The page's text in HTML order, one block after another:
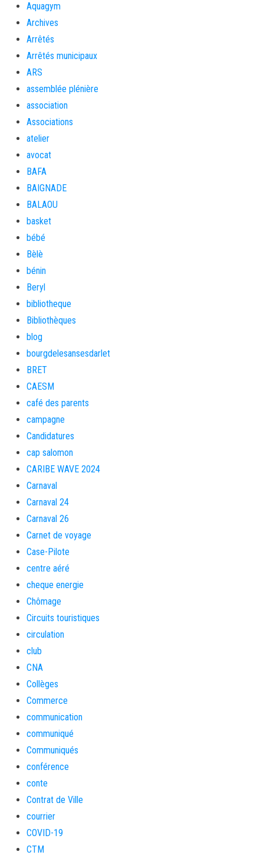
Aquagym
Archives
Arrêtés
Arrêtés municipaux
ARS
assemblée plénière
association
Associations
atelier
avocat
BAFA
BAIGNADE
BALAOU
basket
bébé
Bèlè
bénin
Beryl
bibliotheque
Bibliothèques
blog
bourgdelesansesdarlet
BRET
CAESM
café des parents
campagne
Candidatures
cap salomon
CARIBE WAVE 2024
Carnaval
Carnaval 24
Carnaval 26
Carnet de voyage
Case-Pilote
centre aéré
cheque energie
Chômage
Circuits touristiques
circulation
club
CNA
Collèges
Commerce
communication
communiqué
Communiqués
conférence
conte
Contrat de Ville
courrier
COVID-19
CTM